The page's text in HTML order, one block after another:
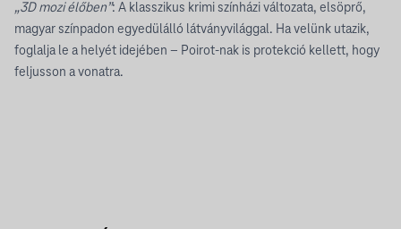
„3D mozi élőben”: A klasszikus krimi színházi változata, elsöprő,
magyar színpadon egyedülálló látványvilággal. Ha velünk utazik,
foglalja le a helyét idejében – Poirot-nak is protekció kellett, hogy
feljusson a vonatra.